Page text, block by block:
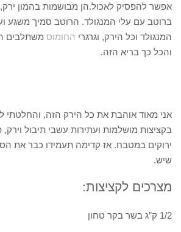
אפשר להפסיק לאכול.הן מבושמות בהמון ירק,
ברוטב עם עלי המנגולד. הרוטב סמיך משגע
המנגולד וכל הירק, וגרגרי החומוס משתלבים
והכל כך בריא הזה.
אני מאוד אוהבת את כל הירק הזה, והחלטתי
בקציצות מושלמות ועתירות עשבי תיבול וירק,
ירוקים במטבח. אז קדימה תעמידו כבר את
שיש.
מצרכים לקציצות:
1/2 ק”ג בשר בקר טחון